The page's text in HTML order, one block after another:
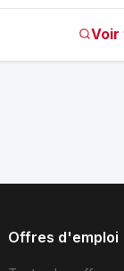
Voir
Offres d'emploi